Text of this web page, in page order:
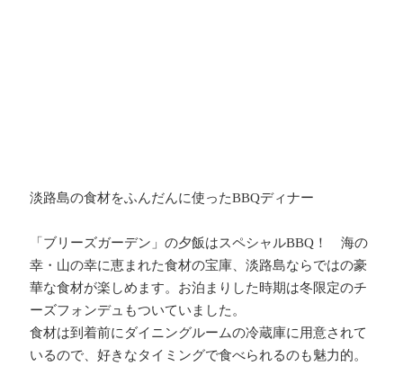
淡路島の食材をふんだんに使ったBBQディナー
「ブリーズガーデン」の夕飯はスペシャルBBQ ！ 海の
幸・山の幸に恵まれた食材の宝庫、淡路島ならではの豪
華な食材が楽しめます。お泊まりした時期は冬限定のチ
ーズフォンデュもついていました。
食材は到着前にダイニングルームの冷蔵庫に用意されて
いるので、好きなタイミングで食べられるのも魅力的。